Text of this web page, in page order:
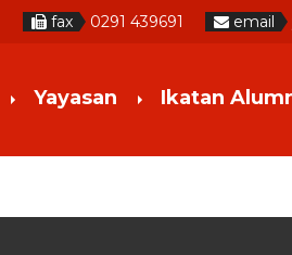
fax 0291 439691 email
Yayasan Ikatan